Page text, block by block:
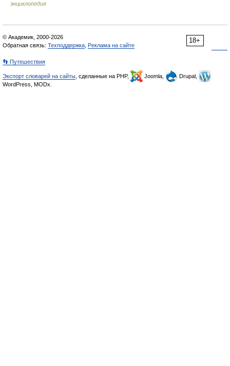
энциклопедия
18+
© Академик, 2000-2026
Обратная связь: Техподдержка Реклама на сайте
👣 Путешествия
Экспорт словарей на сайты , сделанные на PHP, Joomla,
Drupal,
WordPress, MODx.